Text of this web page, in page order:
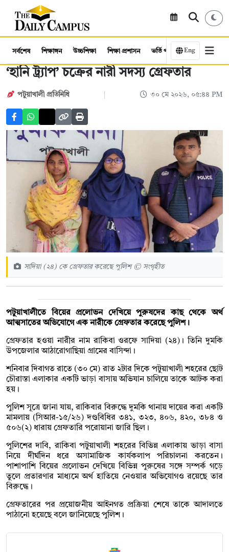
সর্বশেষ শিক্ষাঙ্গন উচ্চশিক্ষা শিক্ষা প্রশাসন ভর্তি পরীক্ষা কর্মসংস্থান
Eng
‘হানি ট্র্যাপ’ চক্রের নারী সদস্য গ্রেফতার
পটুয়াখালী প্রতিনিধি ৩০ মে ২০২৬, ০৫:৪৪ PM
সাদিয়া (২৪) কে গ্রেফতার করেছে পুলিশ © সংগৃহীত
পটুয়াখালীতে বিয়ের প্রলোভন দেখিয়ে পুরুষদের কাছ থেকে অর্থ
আত্মসাতের অভিযোগে এক নারীকে গ্রেফতার করেছে পুলিশ।
গ্রেফতার হওয়া নারীর নাম রাকিবা ওরফে সাদিয়া (২৪)। তিনি দুমকি
উপজেলার আঠারোগাছিয়া গ্রামের বাসিন্দা।
শনিবার দিবাগত রাতে (৩০ মে) রাত ২টার দিকে পটুয়াখালী শহরের ছোট
চৌরাস্তা এলাকার একটি ভাড়া বাসায় অভিযান চালিয়ে তাকে আটক করা
হয়।
পুলিশ সূত্রে জানা যায়, রাকিবার বিরুদ্ধে দুমকি থানায় দায়ের করা একটি
মামলায় (সিআর-১৫/২৬) দণ্ডবিধির ৩৪১, ৩২৩, ৪০৬, ৪২০, ৩৮৪ ও
৫০৬(২) ধারায় গ্রেফতারি পরোয়ানা জারি ছিল।
পুলিশের দাবি, রাকিবা পটুয়াখালী শহরের বিভিন্ন এলাকায় ভাড়া বাসা
নিয়ে দীর্ঘদিন ধরে অসামাজিক কার্যকলাপ পরিচালনা করতেন।
পাশাপাশি বিয়ের প্রলোভন দেখিয়ে বিভিন্ন পুরুষের সঙ্গে সম্পর্ক গড়ে
তুলে প্রতারণার মাধ্যমে অর্থ হাতিয়ে নেওয়ার অভিযোগও রয়েছে তার
বিরুদ্ধে।
গ্রেফতারের পর প্রয়োজনীয় আইনগত প্রক্রিয়া শেষে তাকে আদালতে
পাঠানো হয়েছে বলে জানিয়েছে পুলিশ।